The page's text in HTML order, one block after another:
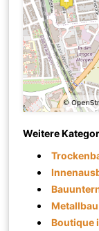
Weitere
Boutique